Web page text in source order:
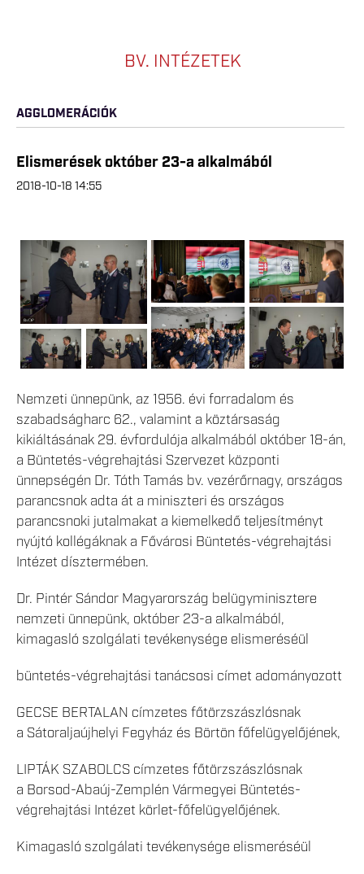
BV. INTÉZETEK
AGGLOMERÁCIÓK
Elismerések október 23-a alkalmából
2018-10-18 14:55
Nemzeti ünnepünk, az 1956. évi forradalom és
szabadságharc 62., valamint a köztársaság
kikiáltásának 29. évfordulója alkalmából október 18-án,
a Büntetés-végrehajtási Szervezet központi
ünnepségén Dr. Tóth Tamás bv. vezérőrnagy, országos
parancsnok adta át a miniszteri és országos
parancsnoki jutalmakat a kiemelkedő teljesítményt
nyújtó kollégáknak a Fővárosi Büntetés-végrehajtási
Intézet dísztermében.
Dr. Pintér Sándor Magyarország belügyminisztere
nemzeti ünnepünk, október 23-a alkalmából,
kimagasló szolgálati tevékenysége elismeréséül
büntetés-végrehajtási tanácsosi címet adományozott
GECSE BERTALAN címzetes főtörzszászlósnak
a Sátoraljaújhelyi Fegyház és Börtön főfelügyelőjének,
LIPTÁK SZABOLCS címzetes főtörzszászlósnak
a Borsod-Abaúj-Zemplén Vármegyei Büntetés-
végrehajtási Intézet körlet-főfelügyelőjének.
Kimagasló szolgálati tevékenysége elismeréséül